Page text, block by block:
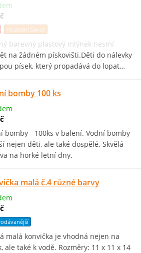
Poslední šance
barevný plastový mlýnek nesmí
na žádném pískovišti.Děti do nálevky
písek, který propadává do lopat…
bomby 100 ks
bomby - 100ks v balení. Vodní bomby
nejen děti, ale také dospělé. Skvělá
na horké letní dny.
malá č.4 různé barvy
malá konvička je vhodná nejen na
ale také k vodě. Rozměry: 11 x 11 x 14